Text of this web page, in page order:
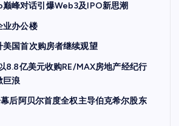
峰对话引爆Web3及IPO新思潮
业办公楼
美国首次购房者继续观望
8.8亿美元收购RE/MAX房地产经纪行
巨浪
后阿贝尔首度全权主导伯克希尔股东